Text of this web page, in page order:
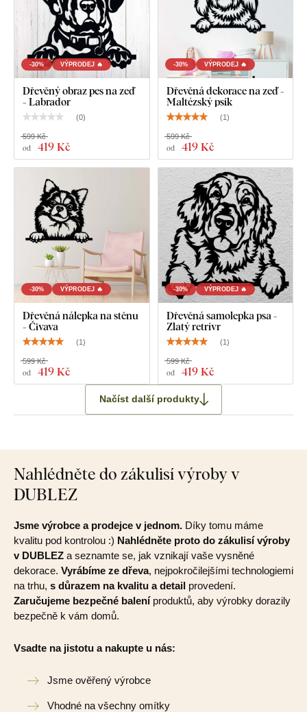
-30% VÝPRODEJ 🔥
Dřevěný obraz pes na zeď
- Labrador
(0)
od 419 Kč
599 Kč
-30% VÝPRODEJ 🔥
Dřevěná dekorace na zeď -
Maltézský psík
(1 )
od 419 Kč
599 Kč
-30% VÝPRODEJ 🔥
Dřevěná nálepka na stěnu
- Čivava
(1)
od 419 Kč
599 Kč
-30% VÝPRODEJ 🔥
Dřevěná samolepka psa -
Zlatý retrívr
(1)
od 419 Kč
599 Kč
Načíst další produkty
Nahlédněte do zákulisí výroby v
DUBLEZ
Jsme výrobce a prodejce v jednom. Díky tomu máme
kvalitu pod kontrolou :) Nahlédněte proto do zákulisí výroby
v DUBLEZ a seznamte se, jak vznikají vaše vysněné
dekorace. Vyrábíme ze dřeva, nejpokročilejšími technologiemi
na trhu, s důrazem na kvalitu a detail provedení.
Zaručujeme bezpečné baleníproduktů, aby výrobky dorazily
bezpečně k vám domů.
Vsadte na jistotu a nakupte u nás:
Jsme ověřený výrobce
Vhodné na všechny omítky